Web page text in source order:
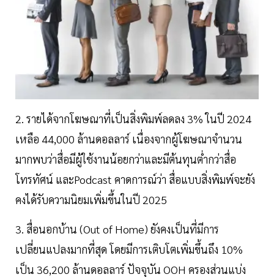
2. รายได้จากโฆษณาที่เป็นสิ่งพิมพ์ลดลง 3% ในปี 2024
เหลือ 44,000 ล้านดอลลาร์ เนื่องจากผู้โฆษณาจำนวน
มากพบว่าสื่อมีผู้ใช้งานน้อยกว่าและมีต้นทุนต่ำกว่าสื่อ
โทรทัศน์ และPodcast คาดการณ์ว่า สื่อแบบสิ่งพิมพ์จะยัง
คงได้รับความนิยมเพิ่มขึ้นในปี 2025
3. สื่อนอกบ้าน (Out of Home) ยังคงเป็นที่มีการ
เปลี่ยนแปลงมากที่สุด โดยมีการเติบโตเพิ่มขึ้นถึง 10%
เป็น 36,200 ล้านดอลลาร์ ปัจจุบัน OOH ครองส่วนแบ่ง